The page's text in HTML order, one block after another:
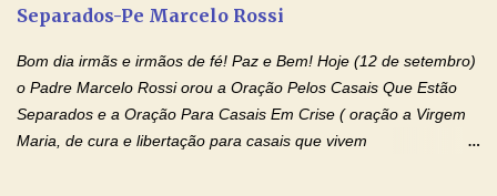
o pedido). Acolhei, Nhá Chica, no vosso coração bondoso as
Separados-Pe Marcelo Rossi
Bom dia irmãs e irmãos de fé! Paz e Bem! Hoje (12 de setembro)
o Padre Marcelo Rossi orou a Oração Pelos Casais Que Estão
Separados e a Oração Para Casais Em Crise ( oração a Virgem
Maria, de cura e libertação para casais que vivem